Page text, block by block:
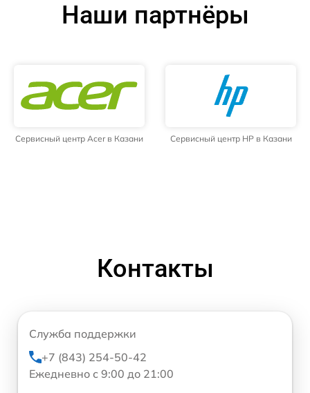
Наши партнёры
Сервисный центр Acer в Казани Сервисный центр HP в Казани
Контакты
Служба поддержки
+7 (843) 254-50-42
Ежедневно с 9:00 до 21:00